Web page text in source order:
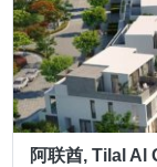
阿联酋, Tilal Al